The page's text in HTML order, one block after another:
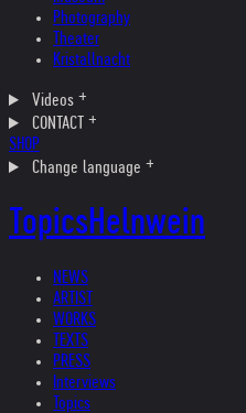
Photography
Theater
Kristallnacht
Videos
CONTACT
SHOP
Change language
TopicsHelnwein
NEWS
ARTIST
WORKS
TEXTS
PRESS
Interviews
Topics